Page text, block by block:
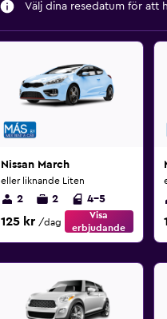
Välj dina resedatum för att
Nissan March
eller liknande Liten
2 2 4-5
125 kr /dag
Visa
erbjudande